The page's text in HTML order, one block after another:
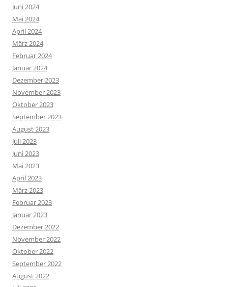
Juni 2024
Mai 2024
April 2024
März 2024
Februar 2024
Januar 2024
Dezember 2023
November 2023
Oktober 2023
September 2023
August 2023
Juli 2023
Juni 2023
Mai 2023
April 2023
März 2023
Februar 2023
Januar 2023
Dezember 2022
November 2022
Oktober 2022
September 2022
August 2022